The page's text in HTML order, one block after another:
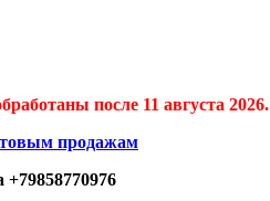
после 11 августа 2026.
продажам
+79858770976